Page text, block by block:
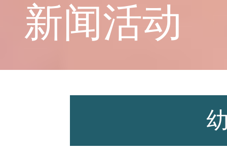
师资力量
新闻活动